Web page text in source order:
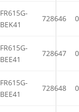
FR615G-
BEK41
728646
FR615G-
BEE41
728647
FR615G-
BEE41
728648